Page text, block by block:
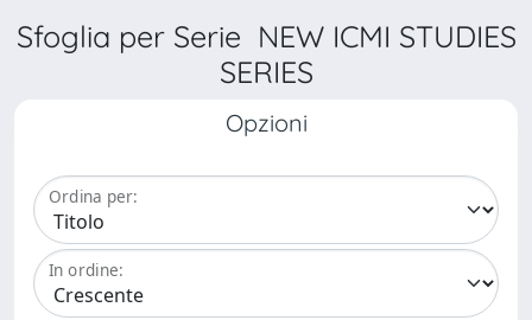
Sfoglia per Serie NEW ICMI STUDIES
SERIES
Opzioni
Ordina per:
In ordine: